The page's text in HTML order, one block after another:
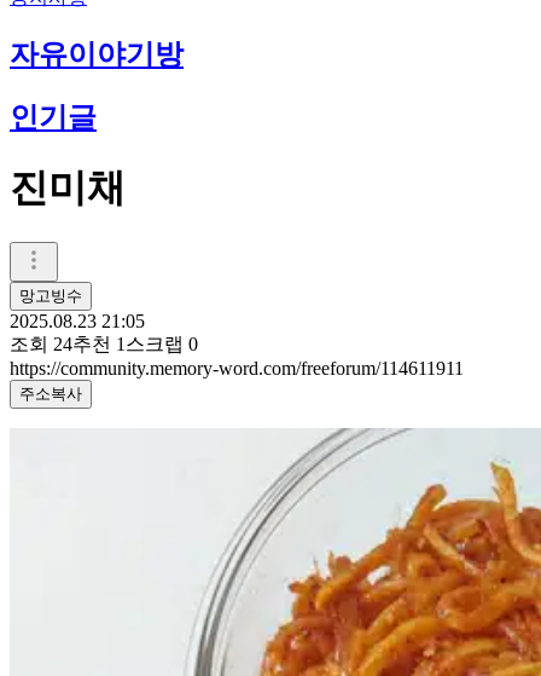
자유이야기방
인기글
진미채
망고빙수
2025.08.23 21:05
조회 24추천 1 스크랩 0
https://community.memory-word.com/freeforum/114611911
주소복사